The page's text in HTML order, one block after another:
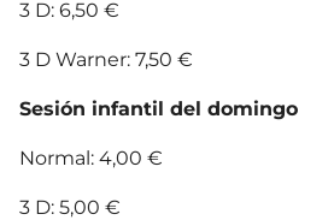
3 D: 6,50 €
3 D Warner: 7,50 €
Sesión infantil del domingo
Normal: 4,00 €
3 D: 5,00 €